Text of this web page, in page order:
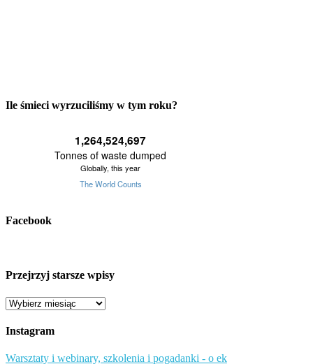
Ile śmieci wyrzuciliśmy w tym roku?
Facebook
Przejrzyj starsze wpisy
Przejrzyj
wpisy
Instagram
Warsztaty i webinary, szkolenia i pogadanki - o ek